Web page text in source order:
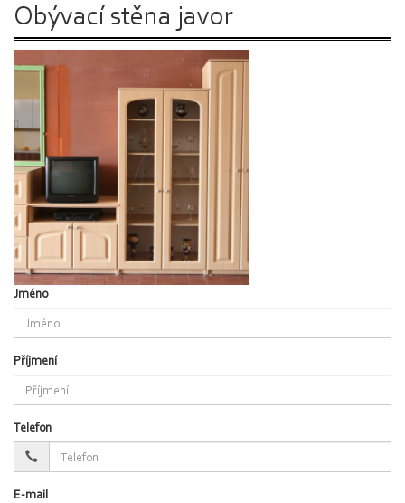
Obývací stěna javor
Jméno
Příjmení
Telefon
E-mail